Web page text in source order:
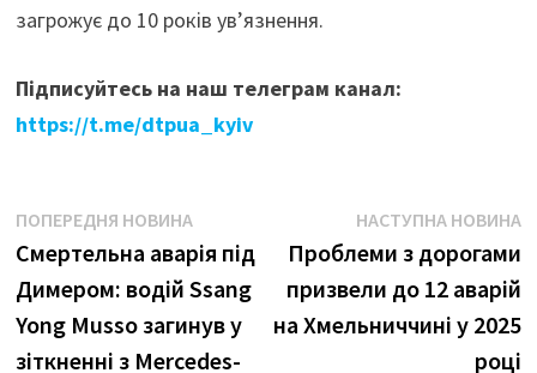
загрожує до 10 років ув’язнення.
Підписуйтесь на наш телеграм канал:
https://t.me/dtpua_kyiv
Навігація
записів
ПОПЕРЕДНЯ НОВИНАПопередня
новина:
Смертельна аварія під
Димером: водій Ssang
Yong Musso загинув у
зіткненні з Mercedes-
НАСТУПНА НОВИНА
Проблеми з дорогами
призвели до 12 аварій
на Хмельниччині у 2025
році